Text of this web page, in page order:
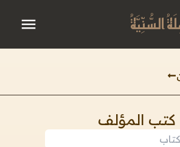
السُّنِّيَّةُ
كتب المؤلف